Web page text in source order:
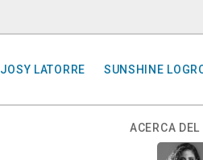
JOSY LATORRE SUNSHINE
ACERCA DEL